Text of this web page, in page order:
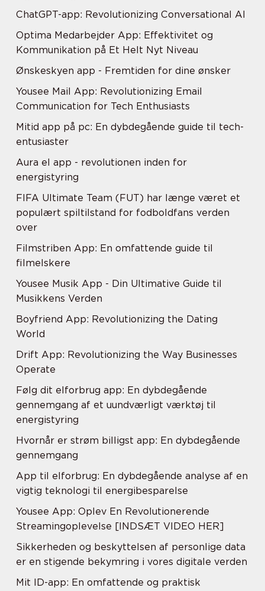
ChatGPT-app: Revolutionizing Conversational AI
Optima Medarbejder App: Effektivitet og
Kommunikation på Et Helt Nyt Niveau
Ønskeskyen app - Fremtiden for dine ønsker
Yousee Mail App: Revolutionizing Email
Communication for Tech Enthusiasts
Mitid app på pc: En dybdegående guide til tech-
entusiaster
Aura el app - revolutionen inden for
energistyring
FIFA Ultimate Team (FUT) har længe været et
populært spiltilstand for fodboldfans verden
over
Filmstriben App: En omfattende guide til
filmelskere
Yousee Musik App - Din Ultimative Guide til
Musikkens Verden
Boyfriend App: Revolutionizing the Dating
World
Drift App: Revolutionizing the Way Businesses
Operate
Følg dit elforbrug app: En dybdegående
gennemgang af et uundværligt værktøj til
energistyring
Hvornår er strøm billigst app: En dybdegående
gennemgang
App til elforbrug: En dybdegående analyse af en
vigtig teknologi til energibesparelse
Yousee App: Oplev En Revolutionerende
Streamingoplevelse [INDSÆT VIDEO HER]
Sikkerheden og beskyttelsen af personlige data
er en stigende bekymring i vores digitale verden
Mit ID-app: En omfattende og praktisk